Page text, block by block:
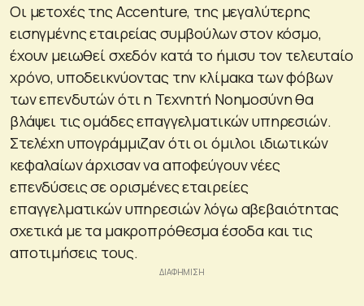
Οι μετοχές της Accenture, της μεγαλύτερης
εισηγμένης εταιρείας συμβούλων στον κόσμο,
έχουν μειωθεί σχεδόν κατά το ήμισυ τον τελευταίο
χρόνο, υποδεικνύοντας την κλίμακα των φόβων
των επενδυτών ότι η Τεχνητή Νοημοσύνη θα
βλάψει τις ομάδες επαγγελματικών υπηρεσιών.
Στελέχη υπογράμμιζαν ότι οι όμιλοι ιδιωτικών
κεφαλαίων άρχισαν να αποφεύγουν νέες
επενδύσεις σε ορισμένες εταιρείες
επαγγελματικών υπηρεσιών λόγω αβεβαιότητας
σχετικά με τα μακροπρόθεσμα έσοδα και τις
αποτιμήσεις τους.